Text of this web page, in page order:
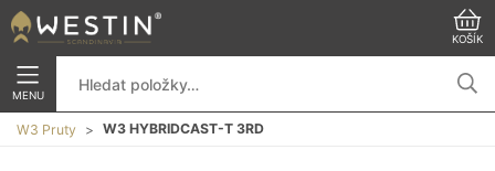
KOŠÍK
MENU
W3 Pruty W3 HYBRIDCAST-T 3RD